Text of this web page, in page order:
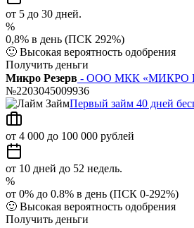
от 5 до 30 дней.
%
0,8% в день (ПСК 292%)
🙂 Высокая вероятность одобрения
Получить деньги
Микро Резерв - ООО МКК «МИКРО
№2203045009936
Первый займ 40 дней
от 4 000 до 100 000 рублей
от 10 дней до 52 недель.
%
от 0% до 0.8% в день (ПСК 0-292%)
🙂 Высокая вероятность одобрения
Получить деньги